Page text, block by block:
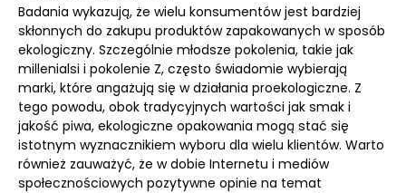
Badania wykazują, że wielu konsumentów jest bardziej
skłonnych do zakupu produktów zapakowanych w sposób
ekologiczny. Szczególnie młodsze pokolenia, takie jak
millenialsi i pokolenie Z, często świadomie wybierają
marki, które angażują się w działania proekologiczne. Z
tego powodu, obok tradycyjnych wartości jak smak i
jakość piwa, ekologiczne opakowania mogą stać się
istotnym wyznacznikiem wyboru dla wielu klientów. Warto
również zauważyć, że w dobie Internetu i mediów
społecznościowych pozytywne opinie na temat